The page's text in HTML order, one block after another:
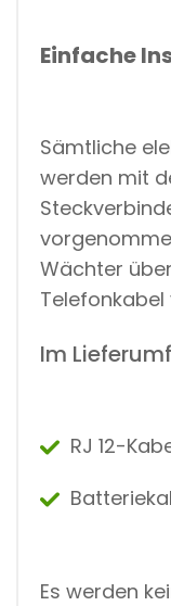
Einfache
Sämtliche
werden mit
Wächter
Im
RJ 12-
Es werden